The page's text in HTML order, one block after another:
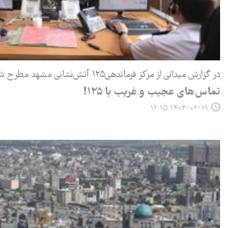
در گزارش میدانی از مرکز فرماندهی۱۲۵ آتش‌نشانی مشهد مطرح شد
تماس‌های عجیب و غریب با ۱۲۵!
۱۴۰۳-۰۲-۱۹ ۱۲:۱۵